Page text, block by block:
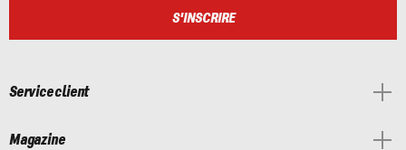
S'INSCRIRE
Service client
Magazine